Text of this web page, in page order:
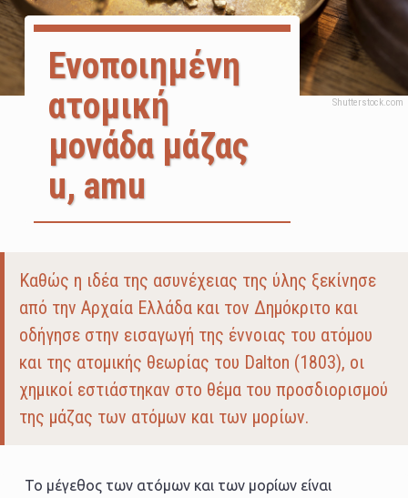
Ενοποιημένη
ατομική
μονάδα μάζας
u, amu
Καθώς η ιδέα της ασυνέχειας της ύλης ξεκίνησε
από την Αρχαία Ελλάδα και τον Δημόκριτο και
οδήγησε στην εισαγωγή της έννοιας του ατόμου
και της ατομικής θεωρίας του Dalton (1803), οι
χημικοί εστιάστηκαν στο θέμα του προσδιορισμού
της μάζας των ατόμων και των μορίων.
Το μέγεθος των ατόμων και των μορίων είναι